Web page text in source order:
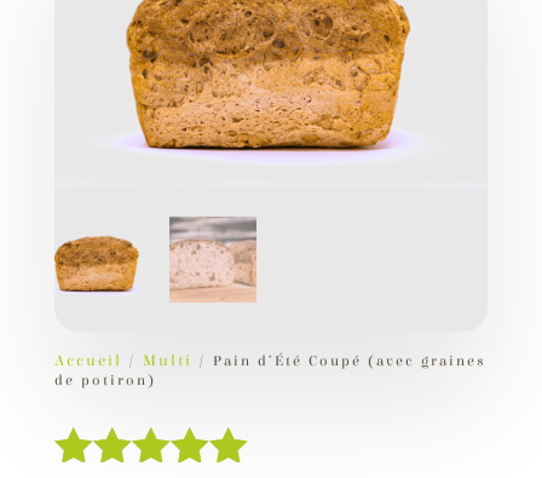
Accueil / Multi
/ Pain d’Été Coupé (avec graines
de potiron)
4,70€ +